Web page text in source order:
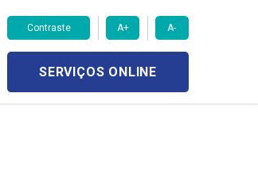
Contraste A+ A-
SERVIÇOS ONLINE